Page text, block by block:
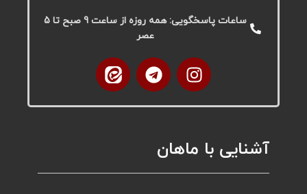
ساعات پاسخگویی: همه روزه از ساعت 9 صبح تا 5
عصر
آشنایی با ماهان